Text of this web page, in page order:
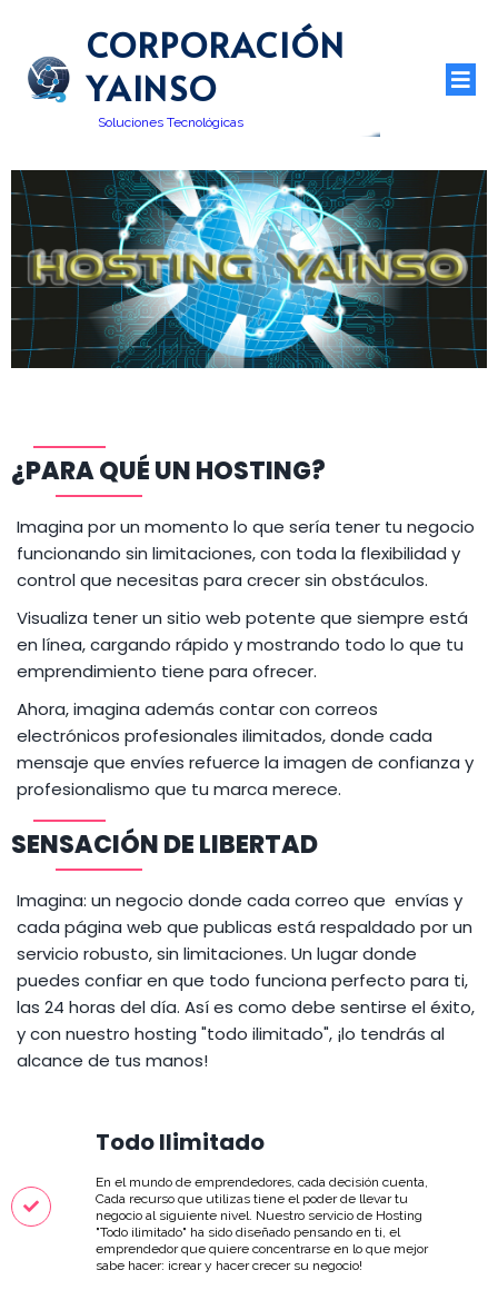
CORPORACIÓN
YAINSO
Soluciones Tecnológicas
¿PARA QUÉ UN HOSTING?
Imagina por un momento lo que sería tener tu negocio
funcionando sin limitaciones, con toda la flexibilidad y
control que necesitas para crecer sin obstáculos.
Visualiza tener un sitio web potente que siempre está
en línea, cargando rápido y mostrando todo lo que tu
emprendimiento tiene para ofrecer.
Ahora, imagina además contar con correos
electrónicos profesionales ilimitados, donde cada
mensaje que envíes refuerce la imagen de confianza y
profesionalismo que tu marca merece.
SENSACIÓN DE LIBERTAD
Imagina: un negocio donde cada correo que envías y
cada página web que publicas está respaldado por un
servicio robusto, sin limitaciones. Un lugar donde
puedes confiar en que todo funciona perfecto para ti,
las 24 horas del día. Así es como debe sentirse el éxito,
y con nuestro hosting "todo ilimitado", ¡lo tendrás al
alcance de tus manos!
Todo Ilimitado
En el mundo de emprendedores, cada decisión cuenta,
Cada recurso que utilizas tiene el poder de llevar tu
negocio al siguiente nivel. Nuestro servicio de Hosting
"Todo ilimitado" ha sido diseñado pensando en ti, el
emprendedor que quiere concentrarse en lo que mejor
sabe hacer: ¡crear y hacer crecer su negocio!